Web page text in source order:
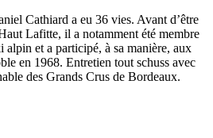
Cathiard a eu 36 vies. Avant d’être
Lafitte, il a notamment été membre
alpin et a participé, à sa manière, aux
en 1968. Entretien tout schuss avec
des Grands Crus de Bordeaux.